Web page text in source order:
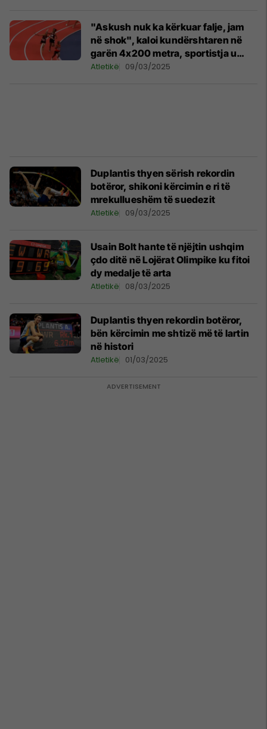
"Askush nuk ka kërkuar falje, jam
në shok", kaloi kundërshtaren në
garën 4x200 metra, sportistja u
godit me stafetë
Atletikë 09/03/2025
Duplantis thyen sërish rekordin
botëror, shikoni kërcimin e ri të
mrekullueshëm të suedezit
Atletikë 09/03/2025
Usain Bolt hante të njëjtin ushqim
çdo ditë në Lojërat Olimpike ku fitoi
dy medalje të arta
Atletikë 08/03/2025
Duplantis thyen rekordin botëror,
bën kërcimin me shtizë më të lartin
në histori
Atletikë 01/03/2025